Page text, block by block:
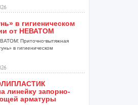
в гигиеническом
от НЕВАТОМ
Приточно-вытяжная
в гигиеническом
линейку запорно-
арматуры